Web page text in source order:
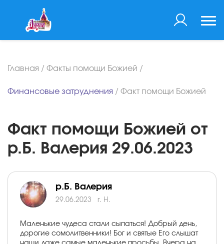
Главная / Факты помощи Божией /
Финансовые затруднения / Факт помощи Божией
Факт помощи Божией от
р.Б. Валерия 29.06.2023
р.Б. Валерия
29.06.2023 г. Н.
Маленькие чудеса стали сыпаться! Добрый день,
дорогие сомолитвенники! Бог и святые Его слышат